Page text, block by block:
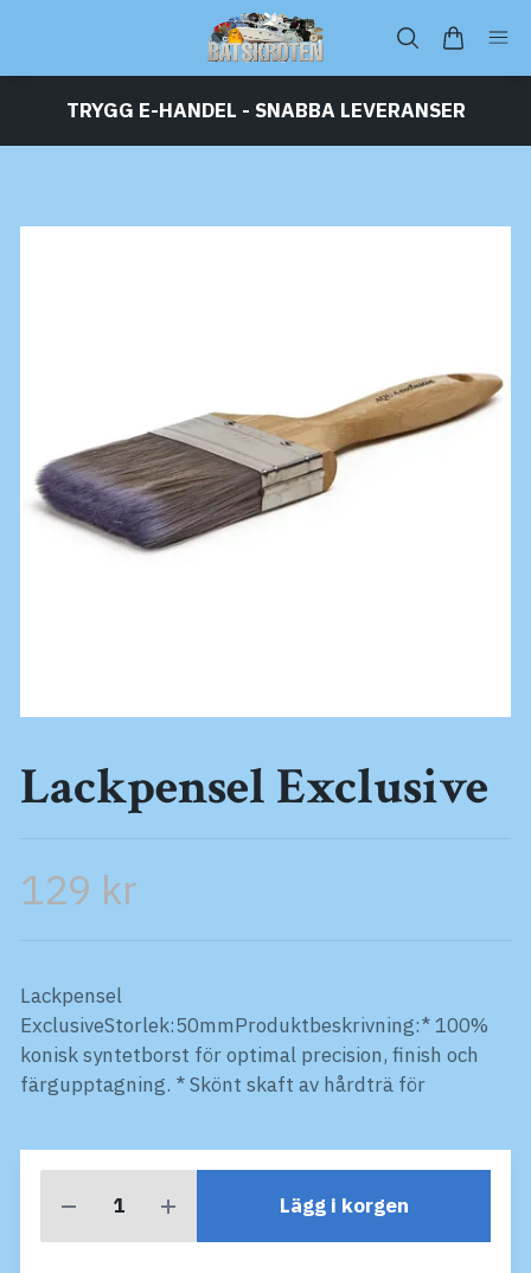
TRYGG E-HANDEL - SNABBA LEVERANSER
Lackpensel Exclusive
129 kr
Lackpensel
ExclusiveStorlek:50mmProduktbeskrivning:* 100%
konisk syntetborst för optimal precision, finish och
färgupptagning. * Skönt skaft av hårdträ för
Lägg i korgen